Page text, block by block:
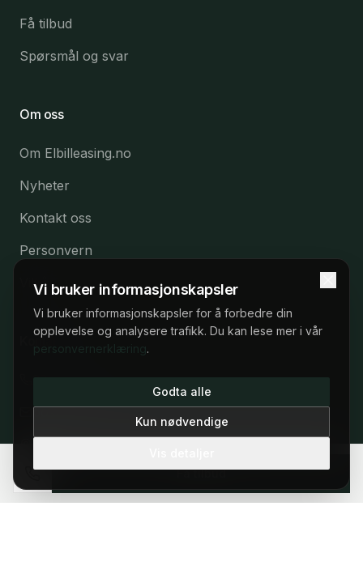
Vi bruker informasjonskapsler
Vi bruker informasjonskapsler for å forbedre din
opplevelse og analysere trafikk. Du kan lese mer i vår
personvernerklæring.
Godta alle
Kun nødvendige
22 53 57 53
Man–fre 09:00–17:00
Få tilbud
Spørsmål og svar
Om oss
Om Elbilleasing.no
Nyheter
Kontakt oss
Personvern
Vilkår
Kontakt
22 53 57 53
post@elbilleasing.no
Oslo, Norge
Få tilbud